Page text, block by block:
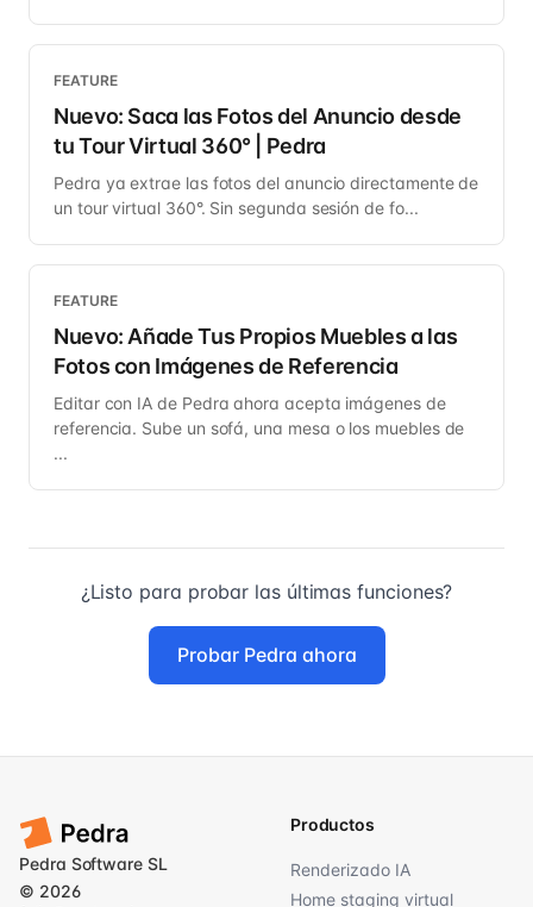
FEATURE
Nuevo: Saca las Fotos del Anuncio desde
tu Tour Virtual 360° | Pedra
Pedra ya extrae las fotos del anuncio directamente de
un tour virtual 360°. Sin segunda sesión de fo...
FEATURE
Nuevo: Añade Tus Propios Muebles a las
Fotos con Imágenes de Referencia
Editar con IA de Pedra ahora acepta imágenes de
referencia. Sube un sofá, una mesa o los muebles de
...
¿Listo para probar las últimas funciones?
Probar Pedra ahora
Productos
Renderizado IA
Home staging virtual
Pedra Software SL
© 2026